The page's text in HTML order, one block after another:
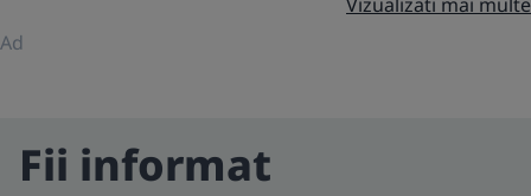
Ad
Fii informat